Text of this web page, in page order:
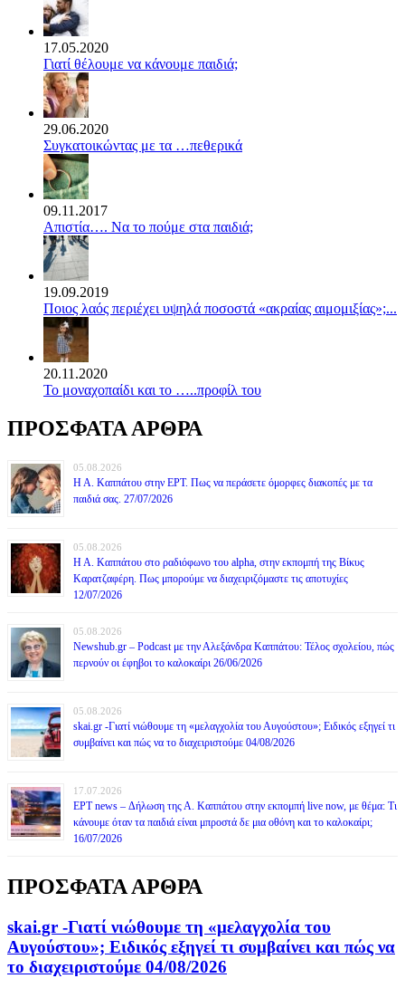
17.05.2020
Γιατί θέλουμε να κάνουμε παιδιά;
29.06.2020
Συγκατοικώντας με τα …πεθερικά
09.11.2017
Απιστία…. Να το πούμε στα παιδιά;
19.09.2019
Ποιος λαός περιέχει υψηλά ποσοστά «ακραίας αιμομιξίας»;...
20.11.2020
Το μοναχοπαίδι και το …..προφίλ του
ΠΡΟΣΦΑΤΑ ΑΡΘΡΑ
05.08.2026
Η Α. Καππάτου στην ΕΡΤ. Πως να περάσετε όμορφες διακοπές με τα
παιδιά σας. 27/07/2026
05.08.2026
Η Α. Καππάτου στο ραδιόφωνο του alpha, στην εκπομπή της Βίκυς
Καρατζαφέρη. Πως μπορούμε να διαχειριζόμαστε τις αποτυχίες
12/07/2026
05.08.2026
Newshub.gr – Podcast με την Αλεξάνδρα Καππάτου: Τέλος σχολείου, πώς
περνούν οι έφηβοι το καλοκαίρι 26/06/2026
05.08.2026
skai.gr -Γιατί νιώθουμε τη «μελαγχολία του Αυγούστου»; Ειδικός εξηγεί τι
συμβαίνει και πώς να το διαχειριστούμε 04/08/2026
17.07.2026
ΕΡΤ news – Δήλωση της Α. Καππάτου στην εκπομπή live now, με θέμα: Τι
κάνουμε όταν τα παιδιά είναι μπροστά δε μια οθόνη και το καλοκαίρι;
16/07/2026
ΠΡΟΣΦΑΤΑ ΑΡΘΡΑ
skai.gr -Γιατί νιώθουμε τη «μελαγχολία του
Αυγούστου»; Ειδικός εξηγεί τι συμβαίνει και πώς να
το διαχειριστούμε 04/08/2026